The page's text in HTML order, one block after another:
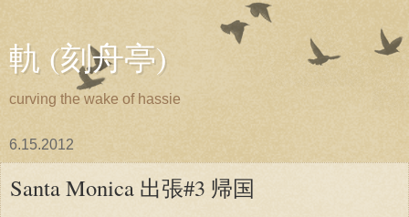
軌 (刻舟亭)
curving the wake of hassie
6.15.2012
Santa Monica 出張#3 帰国